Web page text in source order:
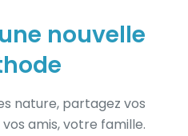
nouvelle
nature, partagez vos
amis, votre famille.